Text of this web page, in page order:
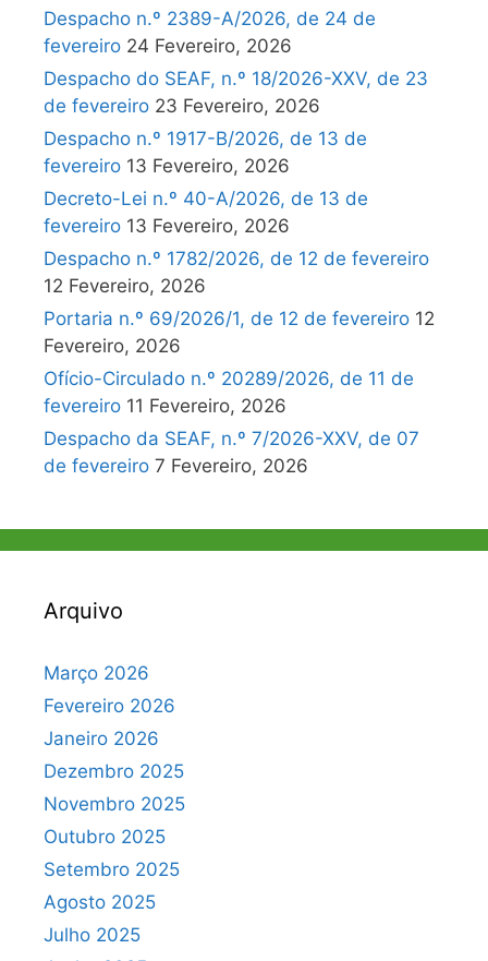
Despacho n.º 2389-A/2026, de 24 de
fevereiro 24 Fevereiro, 2026
Despacho do SEAF, n.º 18/2026-XXV, de 23
de fevereiro 23 Fevereiro, 2026
Despacho n.º 1917-B/2026, de 13 de
fevereiro 13 Fevereiro, 2026
Decreto-Lei n.º 40-A/2026, de 13 de
fevereiro 13 Fevereiro, 2026
Despacho n.º 1782/2026, de 12 de fevereiro
12 Fevereiro, 2026
Portaria n.º 69/2026/1, de 12 de fevereiro 12
Fevereiro, 2026
Ofício-Circulado n.º 20289/2026, de 11 de
fevereiro 11 Fevereiro, 2026
Despacho da SEAF, n.º 7/2026-XXV, de 07
de fevereiro 7 Fevereiro, 2026
Arquivo
Março 2026
Fevereiro 2026
Janeiro 2026
Dezembro 2025
Novembro 2025
Outubro 2025
Setembro 2025
Agosto 2025
Julho 2025